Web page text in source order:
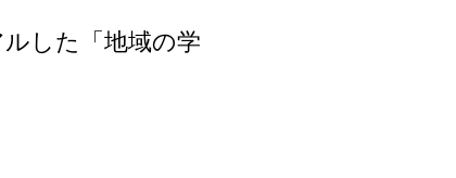
した「地域の学